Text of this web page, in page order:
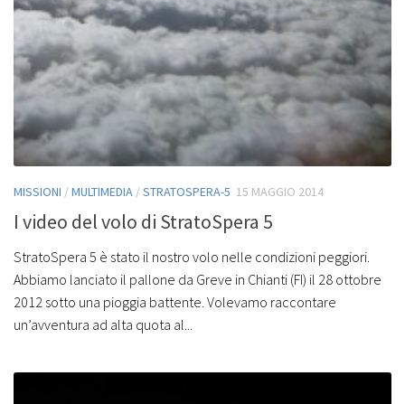
MISSIONI /MULTIMEDIA /STRATOSPERA-5 15 MAGGIO 2014
I video del volo di StratoSpera 5
StratoSpera 5 è stato il nostro volo nelle condizioni peggiori.
Abbiamo lanciato il pallone da Greve in Chianti (FI) il 28 ottobre
2012 sotto una pioggia battente. Volevamo raccontare
un’avventura ad alta quota al...